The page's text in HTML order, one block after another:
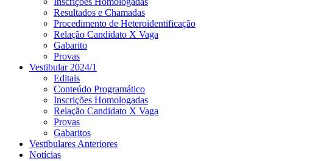
Resultados e Chamadas
Procedimento de Heteroidentificação
Relação Candidato X Vaga
Gabarito
Provas
Vestibular 2024/1
Editais
Conteúdo Programático
Inscrições Homologadas
Relação Candidato X Vaga
Provas
Gabaritos
Vestibulares Anteriores
Notícias